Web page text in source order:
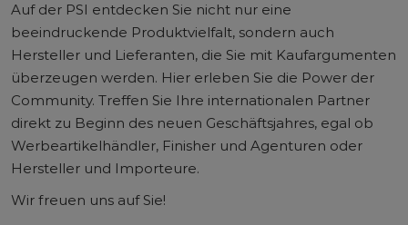
Auf der PSI entdecken Sie nicht nur eine
beeindruckende Produktvielfalt, sondern auch
Hersteller und Lieferanten, die Sie mit Kaufargumenten
überzeugen werden. Hier erleben Sie die Power der
Community. Treffen Sie Ihre internationalen Partner
direkt zu Beginn des neuen Geschäftsjahres, egal ob
Werbeartikelhändler, Finisher und Agenturen oder
Hersteller und Importeure.
Wir freuen uns auf Sie!